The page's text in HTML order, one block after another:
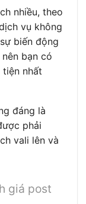
nhiều, theo
vụ không
biến động
bạn có
nhất
đáng là
phải
vali lên và
giá post